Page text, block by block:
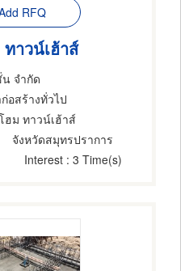
RFQ
าวน์เฮ้าส์
จำกัด
อสร้างทั่วไป
ฮม ทาวน์เฮ้าส์
จังหวัดสมุทรปราการ
Interest : 3 Time(s)